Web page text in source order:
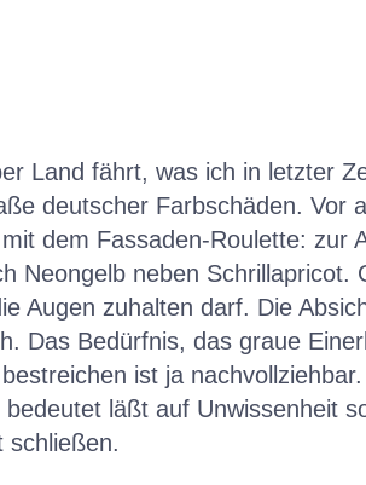
Land fährt, was ich in letzter
deutscher Farbschäden. Vor
dem Fassaden-Roulette: zur
Neongelb neben
Augen zuhalten darf. Die
Das Bedürfnis, das graue
ist ja
läßt auf Unwissenheit
schließen.